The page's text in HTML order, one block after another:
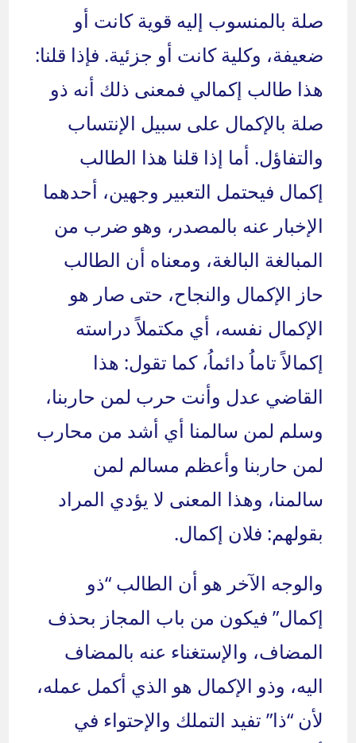
صلة بالمنسوب إليه قوية كانت أو
ضعيفة، وكلية كانت أو جزئية. فإذا قلنا:
هذا طالب إكمالي فمعنى ذلك أنه ذو
صلة بالإكمال على سبيل الإنتساب
والتفاؤل. أما إذا قلنا هذا الطالب
إكمال فيحتمل التعبير وجهين، أحدهما
الإخبار عنه بالمصدر، وهو ضرب من
المبالغة البالغة، ومعناه أن الطالب
حاز الإكمال والنجاح، حتى صار هو
الإكمال نفسه، أي مكتملاً دراسته
إكمالاً تاماُ دائماُ، كما تقول: هذا
القاضي عدل وأنت حرب لمن حاربنا،
وسلم لمن سالمنا أي أشد من محارب
لمن حاربنا وأعظم مسالم لمن
سالمنا، وهذا المعنى لا يؤدي المراد
بقولهم: فلان إكمال.
والوجه الآخر هو أن الطالب “ذو
إكمال” فيكون من باب المجاز بحذف
المضاف، والإستغناء عنه بالمضاف
اليه، وذو الإكمال هو الذي أكمل عمله،
لأن “ذا” تفيد التملك والإحتواء في